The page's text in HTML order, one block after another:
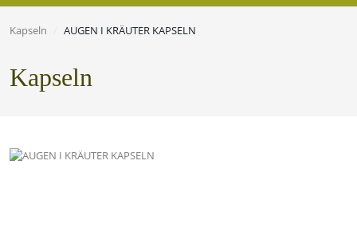
Kapseln AUGEN I KRÄUTER KAPSELN
Kapseln